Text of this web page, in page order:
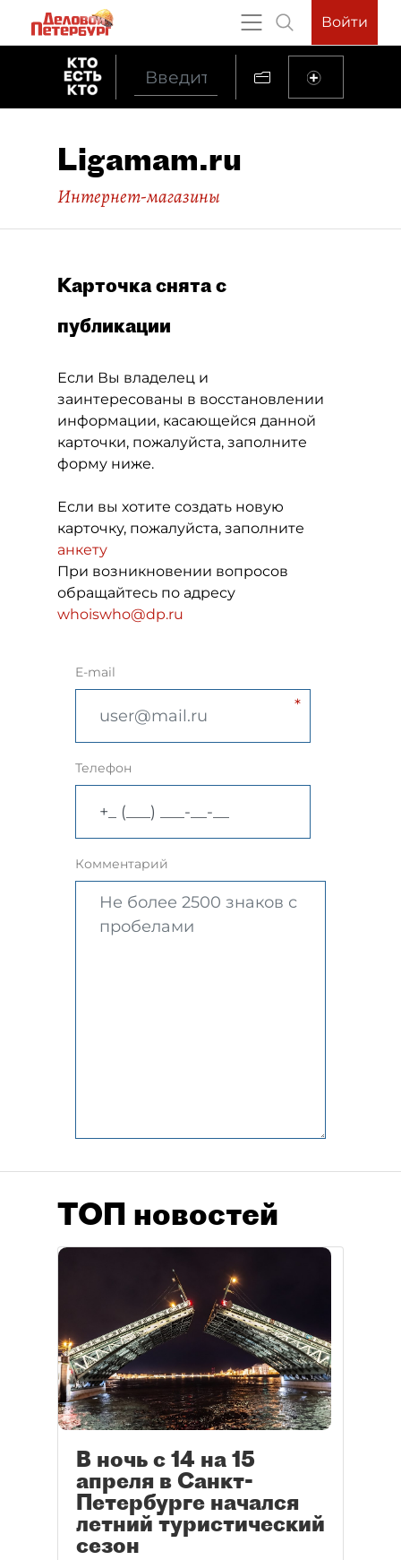
Войти
Ligamam.ru
Интернет-магазины
Карточка снята с
публикации
Если Вы владелец и
заинтересованы в восстановлении
информации, касающейся данной
карточки, пожалуйста, заполните
форму ниже.
Если вы хотите создать новую
карточку, пожалуйста, заполните
анкету
При возникновении вопросов
обращайтесь по адресу
whoiswho@dp.ru
E-mail
Телефон
Комментарий
ТОП новостей
В ночь с 14 на 15
апреля в Санкт-
Петербурге начался
летний туристический
сезон